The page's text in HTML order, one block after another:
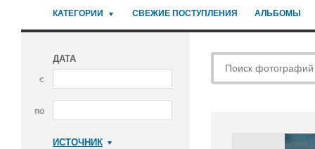
КАТЕГОРИИ СВЕЖИЕ ПОСТУПЛЕНИЯ АЛЬБОМЫ
ДАТА
с
по
ИСТОЧНИК